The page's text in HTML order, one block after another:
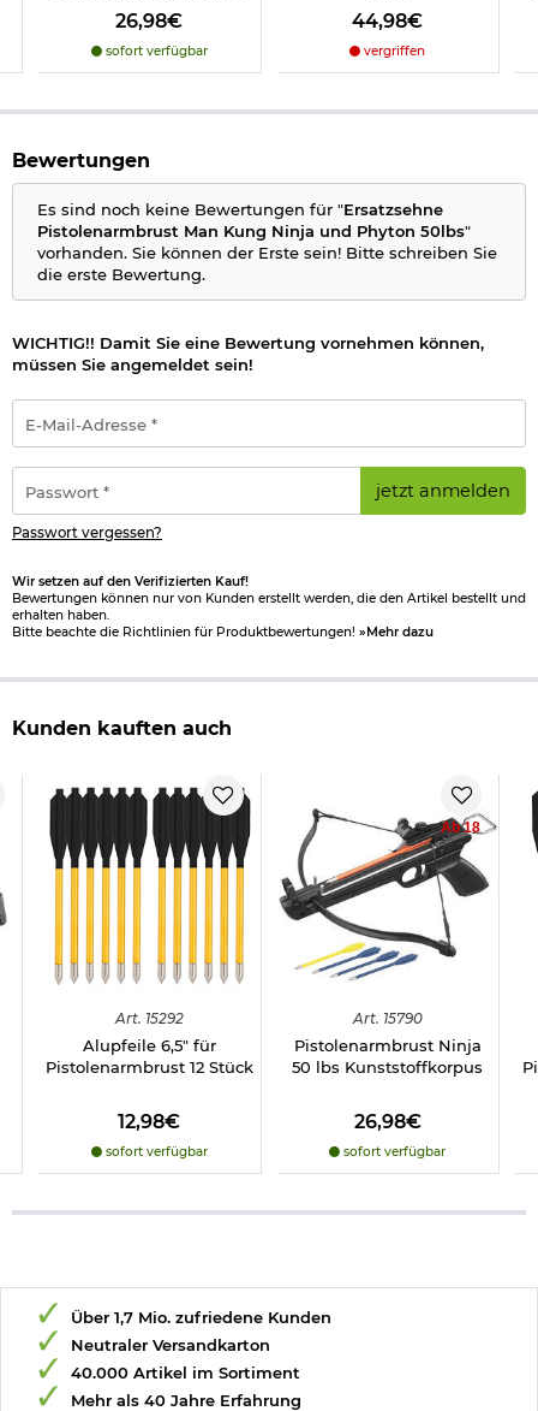
26,98€
sofort verfügbar
44,98€
vergriffen
Bewertungen
Es sind noch keine Bewertungen für "Ersatzsehne
Pistolenarmbrust Man Kung Ninja und Phyton 50lbs"
vorhanden. Sie können der Erste sein! Bitte schreiben Sie
die erste Bewertung.
WICHTIG!! Damit Sie eine Bewertung vornehmen können,
müssen Sie angemeldet sein!
Mail-
Adresse
*
jetzt anmelden
Passwort vergessen?
Wir setzen auf den Verifizierten Kauf!
Bewertungen können nur von Kunden erstellt werden, die den Artikel bestellt und
erhalten haben.
Bitte beachte die Richtlinien für Produktbewertungen! »Mehr dazu
Kunden kauften auch
Art. 15292
Alupfeile 6,5" für
Pistolenarmbrust 12 Stück
12,98€
sofort verfügbar
Ab 18
Art. 15790
Pistolenarmbrust Ninja
50 lbs Kunststoffkorpus
26,98€
sofort verfügbar
Über 1,7 Mio. zufriedene Kunden
Neutraler Versandkarton
40.000 Artikel im Sortiment
Mehr als 40 Jahre Erfahrung